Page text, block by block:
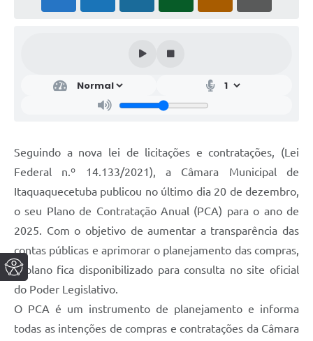
Seguindo a nova lei de licitações e contratações, (Lei
Federal n.º 14.133/2021), a Câmara Municipal de
Itaquaquecetuba publicou no último dia 20 de dezembro,
o seu Plano de Contratação Anual (PCA) para o ano de
2025. Com o objetivo de aumentar a transparência das
contas públicas e aprimorar o planejamento das compras,
o plano fica disponibilizado para consulta no site oficial
do Poder Legislativo.
O PCA é um instrumento de planejamento e informa
todas as intenções de compras e contratações da Câmara